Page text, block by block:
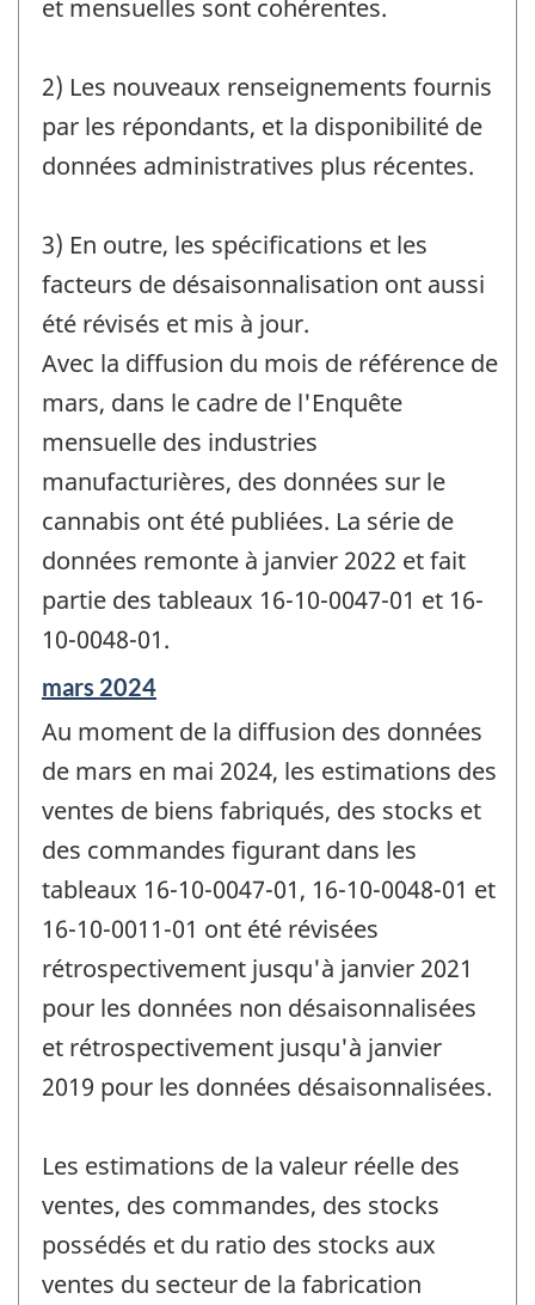
et mensuelles sont cohérentes.
2) Les nouveaux renseignements fournis
par les répondants, et la disponibilité de
données administratives plus récentes.
3) En outre, les spécifications et les
facteurs de désaisonnalisation ont aussi
été révisés et mis à jour.
Avec la diffusion du mois de référence de
mars, dans le cadre de l'Enquête
mensuelle des industries
manufacturières, des données sur le
cannabis ont été publiées. La série de
données remonte à janvier 2022 et fait
partie des tableaux 16-10-0047-01 et 16-
10-0048-01.
Période
référence
de
-
mars 2024
Au moment de la diffusion des données
de mars en mai 2024, les estimations des
ventes de biens fabriqués, des stocks et
des commandes figurant dans les
tableaux 16-10-0047-01, 16-10-0048-01 et
16-10-0011-01 ont été révisées
rétrospectivement jusqu'à janvier 2021
pour les données non désaisonnalisées
et rétrospectivement jusqu'à janvier
2019 pour les données désaisonnalisées.
Les estimations de la valeur réelle des
ventes, des commandes, des stocks
possédés et du ratio des stocks aux
ventes du secteur de la fabrication